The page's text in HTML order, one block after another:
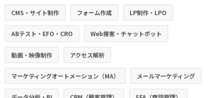
CMS・サイト制作 フォーム作成 LP制作・LPO
ABテスト・EFO・CRO Web接客・チャットボット
動画・映像制作 アクセス解析
マーケティングオートメーション（MA） メールマーケティング